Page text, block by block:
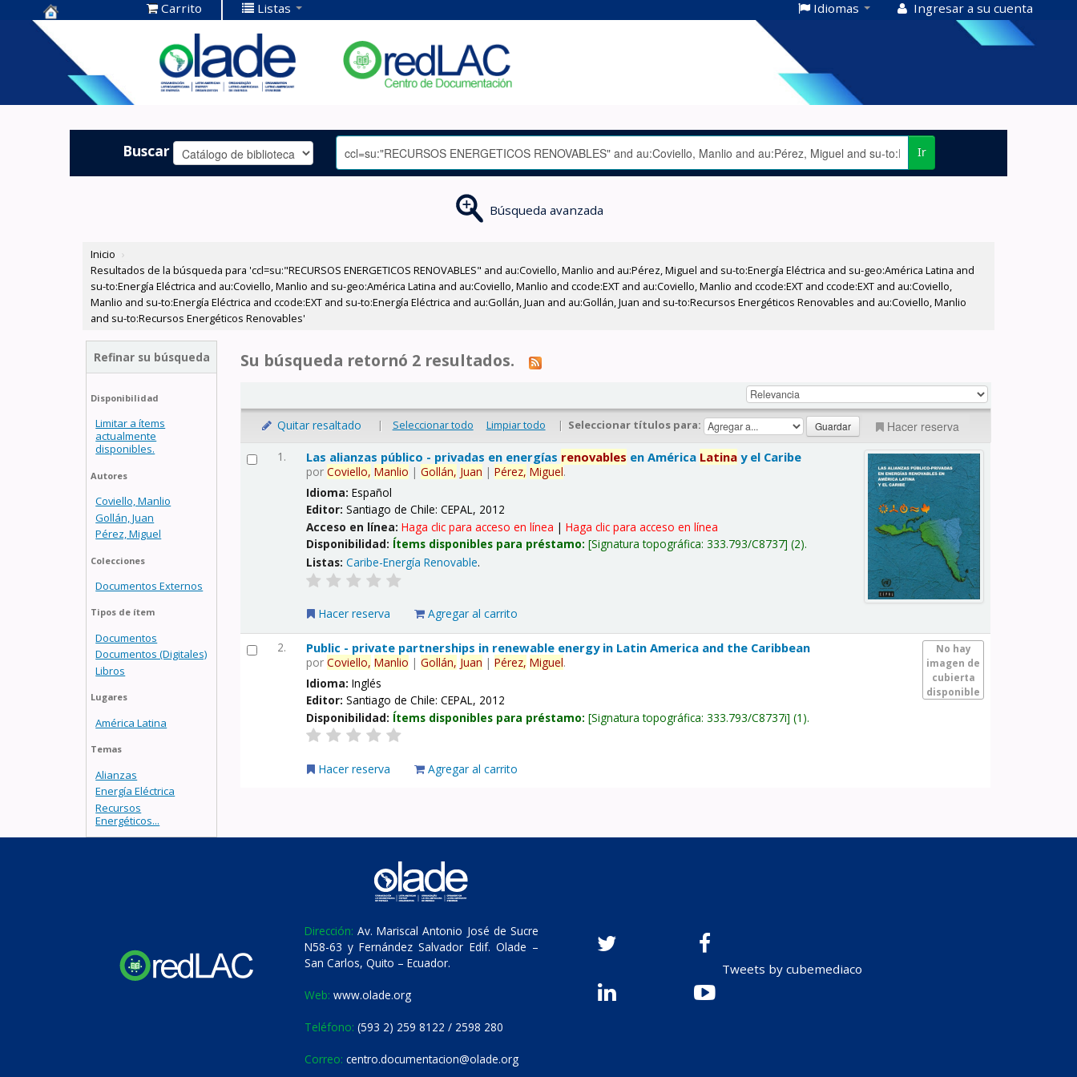
Centro de
Documentación
OLADE -
Carrito Listas Idiomas Ingresar a su cuenta
Buscar Ir
Búsqueda avanzada
Inicio ›
Resultados de la búsqueda para 'ccl=su:"RECURSOS ENERGETICOS RENOVABLES" and au:Coviello, Manlio and au:Pérez, Miguel and su-to:Energía Eléctrica and su-geo:América Latina and
su-to:Energía Eléctrica and au:Coviello, Manlio and su-geo:América Latina and au:Coviello, Manlio and ccode:EXT and au:Coviello, Manlio and ccode:EXT and ccode:EXT and au:Coviello,
Manlio and su-to:Energía Eléctrica and ccode:EXT and su-to:Energía Eléctrica and au:Gollán, Juan and au:Gollán, Juan and su-to:Recursos Energéticos Renovables and au:Coviello, Manlio
and su-to:Recursos Energéticos Renovables'
Refinar su búsqueda
Disponibilidad
Limitar a ítems
actualmente
disponibles.
Autores
Coviello, Manlio
Gollán, Juan
Pérez, Miguel
Colecciones
Documentos Externos
Tipos de ítem
Documentos
Documentos (Digitales)
Libros
Lugares
América Latina
Temas
Alianzas
Energía Eléctrica
Recursos
Energéticos...
Su búsqueda retornó 2 resultados.
Quitar resaltado | Seleccionar todo Limpiar todo | Seleccionar títulos para: Hacer reserva
1. Las alianzas público - privadas en energías renovables en América Latina y el Caribe
porCoviello, Manlio |Gollán, Juan |Pérez, Miguel.
Idioma:Español
Editor:Santiago de Chile: CEPAL, 2012
Acceso en línea:Haga clic para acceso en línea |Haga clic para acceso en línea
Disponibilidad: Ítems disponibles para préstamo: Signatura topográfica:333.793/C8737 (2).
Listas: Caribe-Energía Renovable.
Hacer reserva Agregar al carrito
2.
No hay
imagen de
cubierta
disponible
Public - private partnerships in renewable energy in Latin America and the Caribbean
porCoviello, Manlio |Gollán, Juan |Pérez, Miguel.
Idioma:Inglés
Editor:Santiago de Chile: CEPAL, 2012
Disponibilidad: Ítems disponibles para préstamo: Signatura topográfica:333.793/C8737i (1).
Hacer reserva Agregar al carrito
Dirección: Av. Mariscal Antonio José de Sucre
N58-63 y Fernández Salvador Edif. Olade –
San Carlos, Quito – Ecuador.
Web: www.olade.org
Teléfono: (593 2) 259 8122 / 2598 280
Correo: centro.documentacion@olade.org
Tweets by cubemediaco